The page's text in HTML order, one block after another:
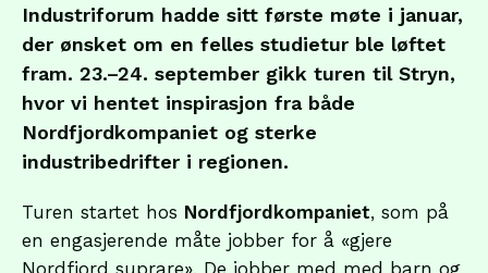
Industriforum hadde sitt første møte i januar,
der ønsket om en felles studietur ble løftet
fram. 23.–24. september gikk turen til Stryn,
hvor vi hentet inspirasjon fra både
Nordfjordkompaniet og sterke
industribedrifter i regionen.
Turen startet hos Nordfjordkompaniet, som på
en engasjerende måte jobber for å «gjere